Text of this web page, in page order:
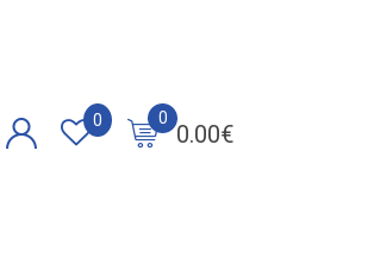
0.00€
0
0